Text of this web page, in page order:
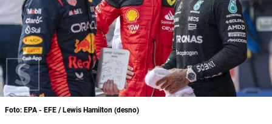
Foto: EPA - EFE / Lewis Hamilton (desno)